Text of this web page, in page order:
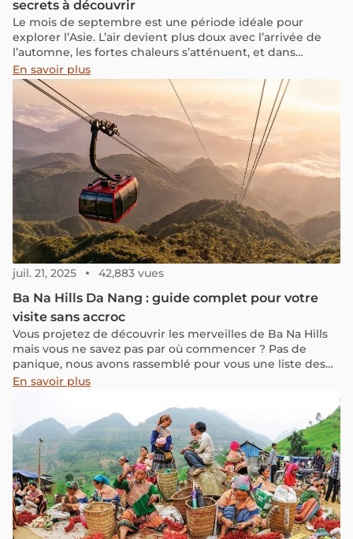
secrets à découvrir
Le mois de septembre est une période idéale pour
explorer l’Asie. L’air devient plus doux avec l’arrivée de
l’automne, les fortes chaleurs s’atténuent, et dans
certaines régions, la saison des pluies touche à sa fin.
Petit bonus : les prix deviennent plus accessibles, la
haute saison touristique étant derrière nous. C’est donc
le moment parfait pour découvrir de nouvelles
destinations, loin de l’agitation habituelle. Et si, cette
année, on changeait un peu de cap ? Pourquoi ne pas
partir à l’aventure vers des lieux dont on n’entend pas
souvent parler ? Dans cet article, je vous emmène à la
découverte d’endroits que j’ai, pour la plupart, eu la
chance de visiter moi-même avec un regard sincère et
une envie de partager ce qui m’a réellement marquée.
En savoir plus
juil. 21, 2025 42,883 vues
Ba Na Hills Da Nang : guide complet pour votre
visite sans accroc
Vous projetez de découvrir les merveilles de Ba Na Hills
mais vous ne savez pas par où commencer ? Pas de
panique, nous avons rassemblé pour vous une liste des
incontournables à voir et à faire pour un séjour
profiter pleinement de votre expérience à Ba Na Hills.
Suivez le guide !
En savoir plus